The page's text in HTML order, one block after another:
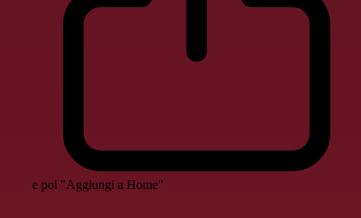
e poi "Aggiungi a Home"